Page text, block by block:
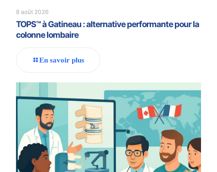
8 août 2026
TOPS™ à Gatineau : alternative performante pour la
colonne lombaire
En savoir plus